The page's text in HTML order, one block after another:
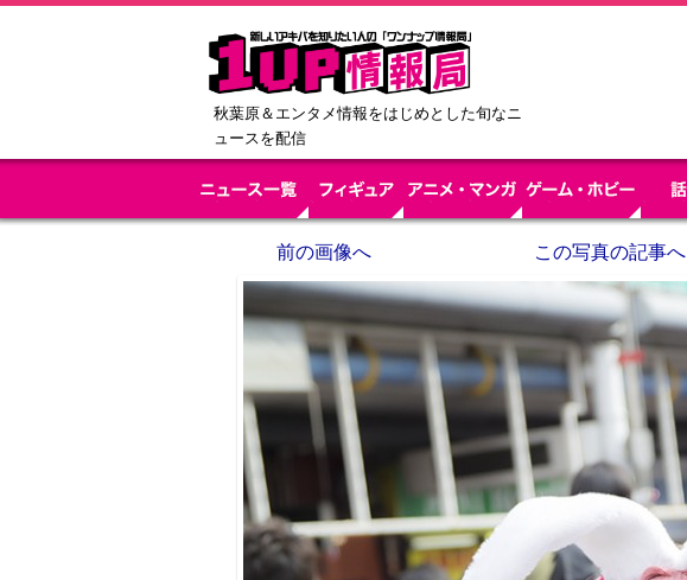
秋葉原＆エンタメ情報をはじめとした旬なニ
ュースを配信
前の画像へ この写真の記事へ